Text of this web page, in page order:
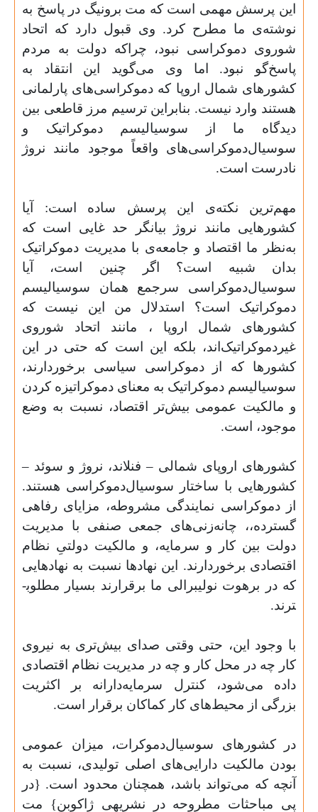
این پرسش مهمی است که مت برونیگ در پاسخ به
نوشته‌‌ی ما مطرح کرد. وی قبول دارد که اتحاد
شوروی دموکراسی نبود، چراکه دولت به مردم
پاسخ‌گو نبود. اما وی می‌گوید این انتقاد به
کشورهای شمال اروپا که دموکراسی‌‌های پارلمانی
هستند وارد نیست. ‌بنابراین ترسیم مرز قاطعی بین
دیدگاه ما از سوسیالیسم دموکراتیک و
سوسیال‌دموکراسی‌‌های واقعاً موجود مانند نروژ
نادرست است.
مهم‌‌ترین نکته‌‌ی این پرسش ساده است: آیا
کشورهایی مانند نروژ بیانگر حد غایی است که
به‌نظر ما اقتصاد و جامعه‌‌ی با مدیریت دموکراتیک
بدان شبیه است؟ اگر چنین است، آیا
سوسیال‌‌دموکراسی سرجمع همان سوسیالیسم
دموکراتیک است؟ استدلال من این نیست که
کشورهای شمال اروپا ، مانند اتحاد شوروی
غیردموکراتیک‌‌اند، بلکه این است که حتی در این
کشورها که از دموکراسی سیاسی برخوردارند،
سوسیالیسم دموکراتیک به معنای دموکراتیزه کردن
و مالکیت عمومی بیش‌تر اقتصاد، نسبت به وضع
موجود، است.
کشورهای اروپای شمالی – فنلاند، نروژ و سوئد –
کشورهایی با ساختار سوسیال‌‌دموکراسی هستند.
از دموکراسی نمایندگی مشروطه، مزایای رفاهی
گسترده،، چانه‌­زنی‌­های جمعی صنفی با مدیریت
دولت بین کار و سرمایه، و مالکیت دولتیِ نظام
اقتصادی برخوردارند. این نهادها نسبت به نهادهایی
که در برهوت نولیبرالی ما برقرارند بسیار مطلوب­
ترند.
با وجود این، حتی وقتی صدای بیش‌تری به نیروی
کار چه در محل کار و چه در مدیریت نظام اقتصادی
داده می‌شود، کنترل سرمایه‌دارانه بر اکثریت
بزرگی از محیط‌های کار کماکان برقرار است.
در کشورهای سوسیال‌دموکرات، میزان عمومی
بودن مالکیت دارایی‌های اصلی تولیدی، نسبت به
آنچه که می‌تواند باشد، همچنان محدود است. {در
پی مباحثات مطروحه در نشریه­ی ژاکوبن} مت